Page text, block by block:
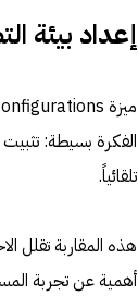
إعداد بيئة
تلقائياً.
هذه المقاربة تقلل
أهمية عن تجربة